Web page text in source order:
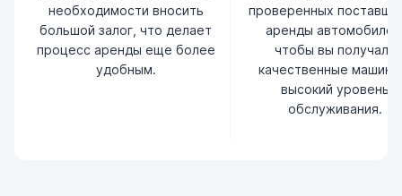
необходимости вносить
большой залог, что делает
процесс аренды еще более
удобным.
проверенных
аренды
чтобы вы получали
качественные
высокий уровень
обслуживания.